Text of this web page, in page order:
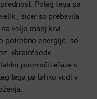
Poleg tega pa
sicer so prebavila
voljo manj krvi.
potrebno energijo, so
»brainfood«.
povzroči težave s
tega pa lahko vodi v